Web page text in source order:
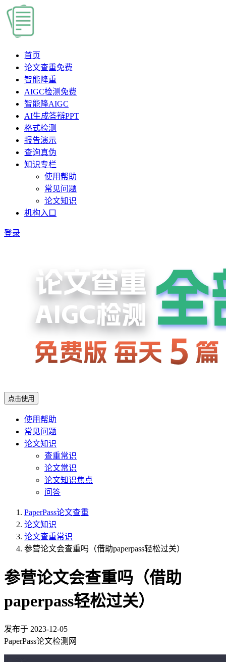
首页
论文查重免费
智能降重
AIGC检测 免费
智能降AIGC
AI生成答辩PPT
格式检测
报告演示
查询真伪
知识专栏
使用帮助
常见问题
论文知识
机构入口
登录
点击使用
使用帮助
常见问题
论文知识
查重常识
论文常识
论文知识焦点
问答
PaperPass论文查重
论文知识
论文查重常识
参营论文会查重吗（借助paperpass轻松过关）
参营论文会查重吗（借助
paperpass轻松过关）
发布于 2023-12-05
PaperPass论文检测网